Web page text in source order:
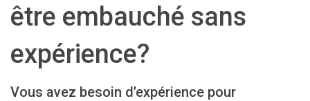
être embauché sans
expérience?
Vous avez besoin d’expérience pour